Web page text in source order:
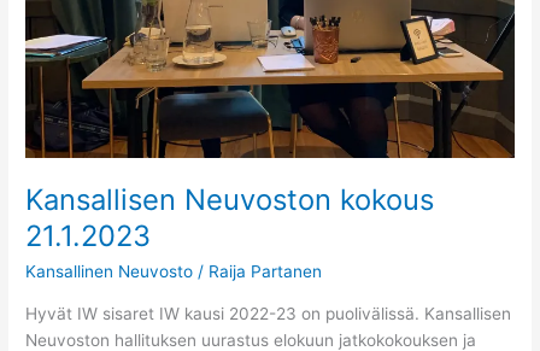
Kansallisen Neuvoston kokous
21.1.2023
Kansallinen Neuvosto / Raija Partanen
Hyvät IW sisaret IW kausi 2022-23 on puolivälissä. Kansallisen
Neuvoston hallituksen uurastus elokuun jatkokokouksen ja